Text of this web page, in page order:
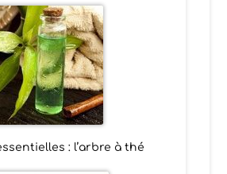
: l’arbre à thé